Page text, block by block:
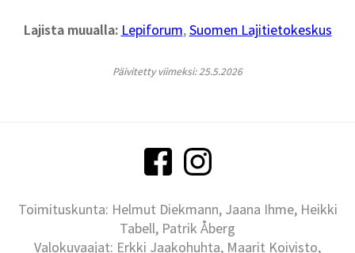
Lajista muualla: Lepiforum,Suomen Lajitietokeskus
Päivitetty viimeksi: 25.5.2026
Toimituskunta: Helmut Diekmann, Jaana Ihme, Heikki
Tabell, Patrik Åberg
Valokuvaajat: Erkki Jaakohuhta, Maarit Koivisto,